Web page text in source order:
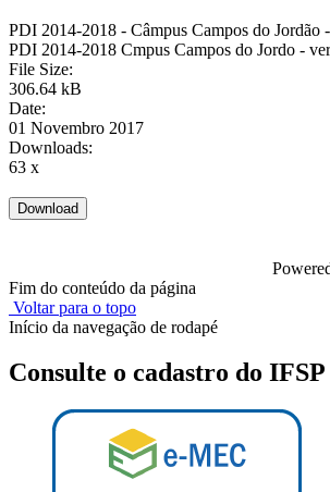
PDI 2014-2018 - Câmpus Campos do Jordão
PDI 2014-2018 Cmpus Campos do Jordo -
File Size:
306.64 kB
Date:
01 Novembro 2017
Downloads:
63 x
Fim do conteúdo da página
Voltar para o topo
Início da navegação de rodapé
Consulte o cadastro do